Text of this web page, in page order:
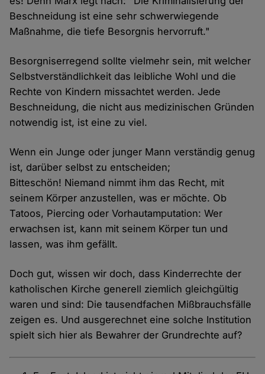
Beschneidung ist eine sehr schwerwiegende
Maßnahme, die tiefe Besorgnis hervorruft."
Besorgniserregend sollte vielmehr sein, mit welcher
Selbstverständlichkeit das leibliche Wohl und die
Rechte von Kindern missachtet werden. Jede
Beschneidung, die nicht aus medizinischen Gründen
notwendig ist, ist eine zu viel.
Wenn ein Junge oder junger Mann verständig genug
ist, darüber selbst zu entscheiden;
Bitteschön! Niemand nimmt ihm das Recht, mit
seinem Körper anzustellen, was er möchte. Ob
Tatoos, Piercing oder Vorhautamputation: Wer
erwachsen ist, kann mit seinem Körper tun und
lassen, was ihm gefällt.
Doch gut, wissen wir doch, dass Kinderrechte der
katholischen Kirche generell ziemlich gleichgültig
waren und sind: Die tausendfachen Mißbrauchsfälle
zeigen es. Und ausgerechnet eine solche Institution
spielt sich hier als Bewahrer der Grundrechte auf?